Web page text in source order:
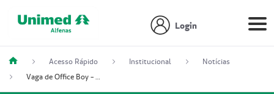
Login
Acesso Rápido Institucional
Notícias
Vaga de Office Boy - Alfenas